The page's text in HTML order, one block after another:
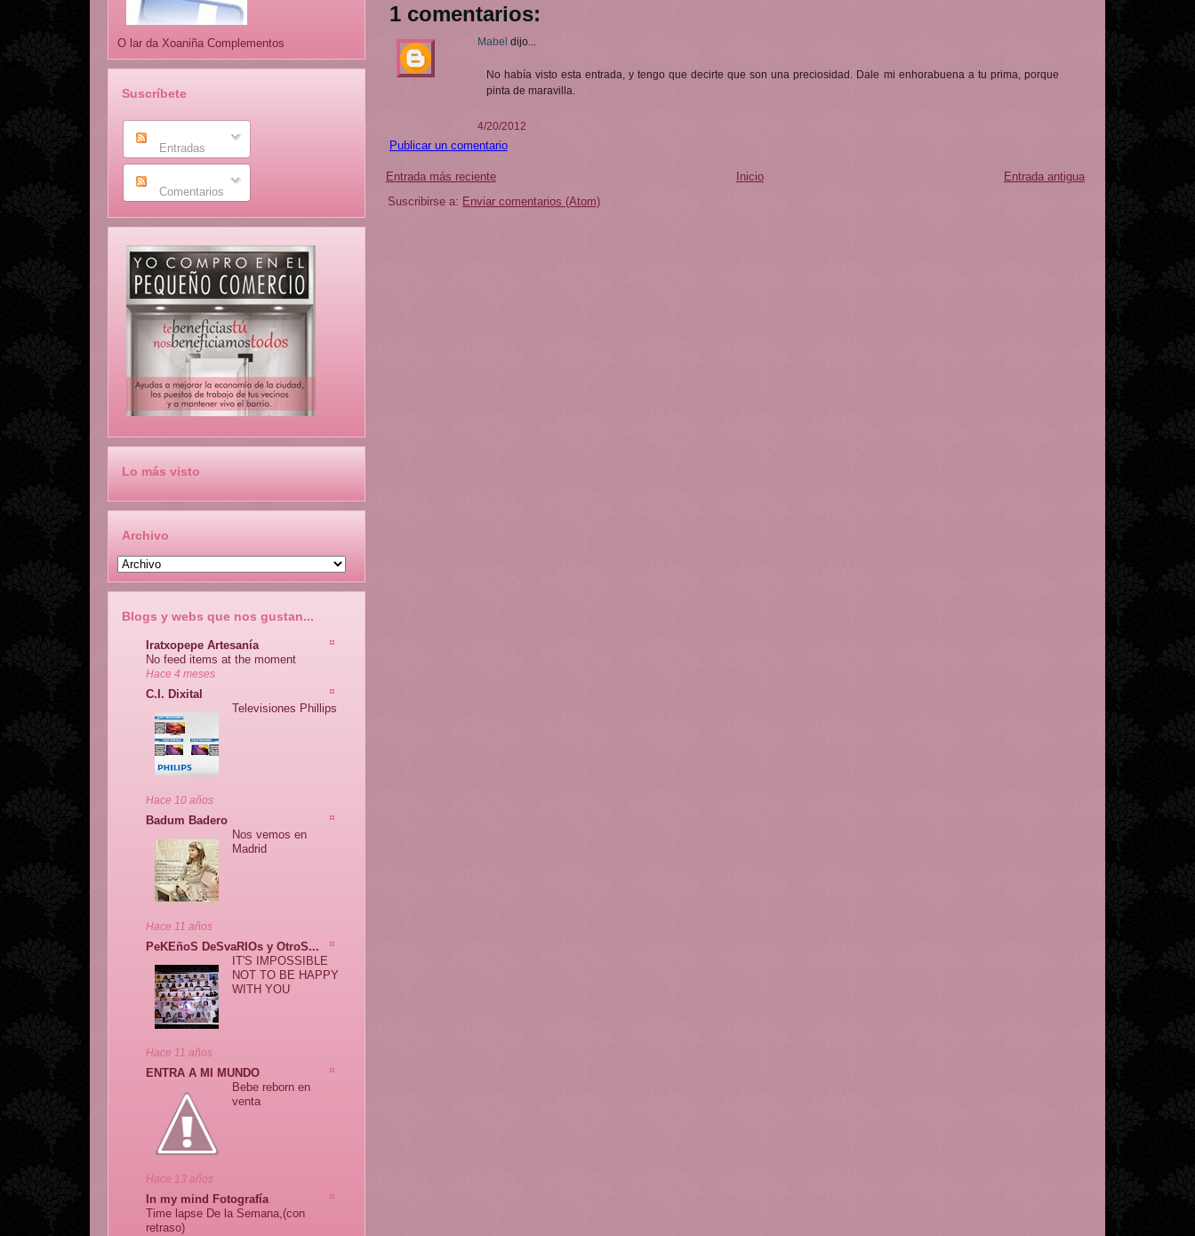
O lar da Xoaniña Complementos
Suscríbete
Entradas
Comentarios
Lo más visto
Archivo
Blogs y webs que nos gustan...
Iratxopepe Artesanía
No feed items at the moment
Hace 4 meses
C.I. Dixital
Televisiones Phillips
Hace 10 años
Badum Badero
Nos vemos en
Madrid
Hace 11 años
PeKEñoS DeSvaRIOs y OtroS...
IT'S IMPOSSIBLE
NOT TO BE HAPPY
WITH YOU
Hace 11 años
ENTRA A MI MUNDO
Bebe reborn en
venta
Hace 13 años
In my mind Fotografía
Time lapse De la Semana,(con
retraso)
1 comentarios:
Mabel dijo...
No había visto esta entrada, y tengo que decirte que son una preciosidad. Dale mi enhorabuena a tu prima, porque
pinta de maravilla.
4/20/2012
Publicar un comentario
Entrada más reciente Entrada antigua
Inicio
Suscribirse a: Enviar comentarios (Atom)